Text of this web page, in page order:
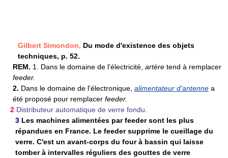
Gilbert Simondon, Du mode d'existence des objets
techniques, p. 52.
REM. 1. Dans le domaine de l'électricité, artère tend à remplacer
feeder.
2. Dans le domaine de l'électronique, alimentateur d'antenne a
été proposé pour remplacer feeder.
2 Distributeur automatique de verre fondu.
3 Les machines alimentées par feeder sont les plus
répandues en France. Le feeder supprime le cueillage du
verre. C'est un avant-corps du four à bassin qui laisse
tomber à intervalles réguliers des gouttes de verre